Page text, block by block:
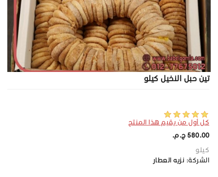
تين حبل النخيل كيلو
كل أول من يقيم هذا المنتج
580.00 ج.م.‏
كيلو
الشركة: نزيه العطار